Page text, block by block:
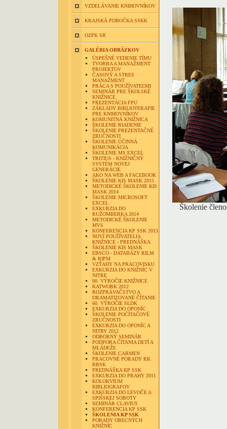
VZDELÁVANIE KNIHOVNÍKOV
KRAJSKÁ POBOČKA SSKK
OZPK SR
GALÉRIA OBRÁZKOV
ÚSPEŠNÉ VEDENIE TÍMU
TVORBA A MANAŽMENT
PROJEKTOV
ČASOVÝ A STRES
MANAŽMENT
PRÁCA S POUŽÍVATEĽMI
SEMINÁR PRE ŠKOLSKÉ
KNIŽNICE
PREZENTÁCIA FPU
ZÁKLADY BIBLIOTERAPIE
PRE KNIHOVNÍKOV
KOMUNITNÁ KNIŽNICA
ŠKOLENIE RIADENIE
ŠKOLENIE PREZENTAČNÉ
ZRUČNOSTI
ŠKOLENIE ÚČINNÁ
KOMUNIKÁCIA
ŠKOLENIE MS EXCEL
TRITIUS - KNIŽNIČNÝ
SYSTÉM NOVEJ
GENERÁCIE
AKO NA WEB A FACEBOOK
ŠKOLENIE KIS MASK 2015
METODICKÉ ŠKOLENIE KIS
MASK 2014
ŠKOLENIE MICROSOFT
EXCEL
EXKURZIA DO
RUŽOMBERKA 2014
METODICKÉ ŠKOLENIE
MVS
KONFERENCIA KP SSK 2013
NOVÍ POUŽÍVATELIA
KNIŽNICE - PREDNÁŠKA
ŠKOLENIE KIS MASK
EBSCO - DATABÁZY RILM
& RIPM
VZŤAHY NA PRACOVISKU
EXKURZIA DO KNIŽNÍC V
NITRE
90. VÝROČIE KNIŽNICE
KATWORK 2012
ROZPRÁVAČSTVO A
DRAMATIZOVANÉ ČÍTANIE
60. VÝROČIE SLDK
EXKURZIA DO OPONÍC
ŠKOLENIE POČÍTAČOVÉ
ZRUČNOSTI
EXKURZIA DO OPONÍC A
NITRY 2012
ODBORNÝ SEMINÁR
PODPORA ČÍTANIA DETÍ A
MLÁDEŽE
ŠKOLENIE CARMEN
PRACOVNÉ PORADY RK
BBSK
PREDNÁŠKA KP SSK
EXKURZIA DO PRAHY 2011
KOLOKVIUM
BIBLIOGRAFOV
EXKURZIA DO LEVOČE A
SPIŠSKEJ SOBOTY
SEMINÁR CLAVIUS
KONFERENCIA KP SSK
ŠKOLENIA KP SSK
PORADY OBECNÝCH
KNIŽNÍC
Školenie